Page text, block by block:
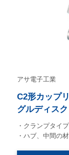
アサ電子工業
C2形カップ
グルディス
・クランプタイ
・ハブ、中間の